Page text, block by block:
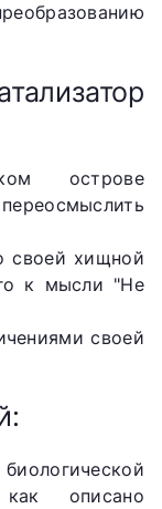
острове
своей хищной
к мысли "Не
своей
как описано